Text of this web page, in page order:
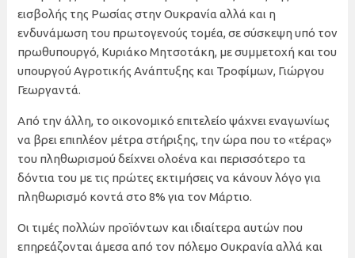
εισβολής της Ρωσίας στην Ουκρανία αλλά και η
ενδυνάμωση του πρωτογενούς τομέα, σε σύσκεψη υπό τον
πρωθυπουργό, Κυριάκο Μητσοτάκη, με συμμετοχή και του
υπουργού Αγροτικής Ανάπτυξης και Τροφίμων, Γιώργου
Γεωργαντά.
Από την άλλη, το οικονομικό επιτελείο ψάχνει εναγωνίως
να βρει επιπλέον μέτρα στήριξης, την ώρα που το «τέρας»
του πληθωρισμού δείχνει ολοένα και περισσότερο τα
δόντια του με τις πρώτες εκτιμήσεις να κάνουν λόγο για
πληθωρισμό κοντά στο 8% για τον Μάρτιο.
Οι τιμές πολλών προϊόντων και ιδιαίτερα αυτών που
επηρεάζονται άμεσα από τον πόλεμο Ουκρανία αλλά και